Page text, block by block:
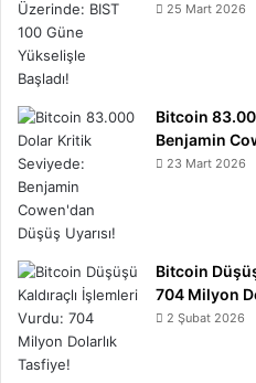
25 Mart 2026
Bitcoin
Benjamin
23 Mart 2026
Bitcoin
704 Milyon
2 Şubat 2026